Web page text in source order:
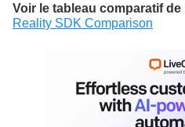
Voir le tableau comparatif de
Reality SDK Comparison